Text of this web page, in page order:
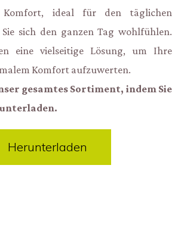
Komfort, ideal für den täglichen
sich den ganzen Tag wohlfühlen.
eine vielseitige Lösung, um Ihre
Komfort aufzuwerten.
gesamtes Sortiment, indem Sie
Herunterladen